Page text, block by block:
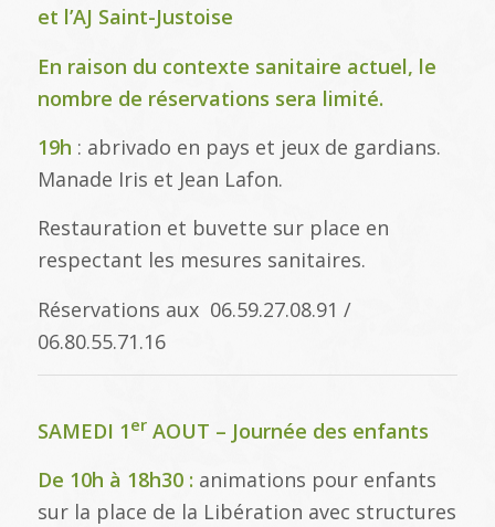
et l’AJ Saint-Justoise
En raison du contexte sanitaire actuel, le
nombre de réservations sera limité.
19h : abrivado en pays et jeux de gardians.
Manade Iris et Jean Lafon.
Restauration et buvette sur place en
respectant les mesures sanitaires.
Réservations aux 06.59.27.08.91 /
06.80.55.71.16
SAMEDI 1erAOUT – Journée des enfants
De 10h à 18h30 : animations pour enfants
sur la place de la Libération avec structures